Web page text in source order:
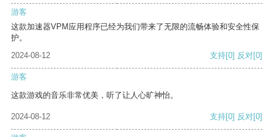
游客
这款加速器VPM应用程序已经为我们带来了无限的流畅体验和安全性保
护。
2024-08-12
支持[0] 反对[0]
游客
这款游戏的音乐非常优美，听了让人心旷神怡。
2024-08-12 支持[0] 反对[0]